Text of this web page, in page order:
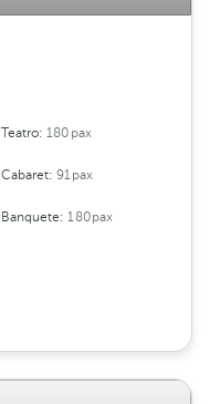
Teatro:180pax
Cabaret:91pax
Banquete:180pax